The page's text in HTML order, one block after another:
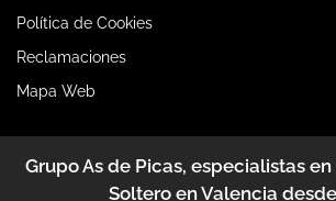
Política de Cookies
Reclamaciones
Mapa Web
Grupo As de Picas, especialistas
Soltero en Valencia